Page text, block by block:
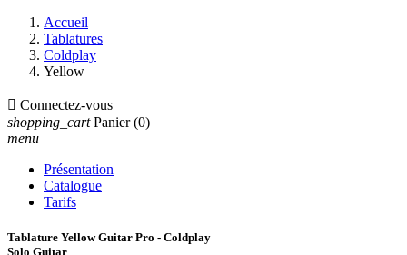
Accueil
Tablatures
Coldplay
Yellow
 Connectez-vous
shopping_cart Panier (0)
menu
Présentation
Catalogue
Tarifs
Tablature Yellow Guitar Pro - Coldplay
Solo Guitar